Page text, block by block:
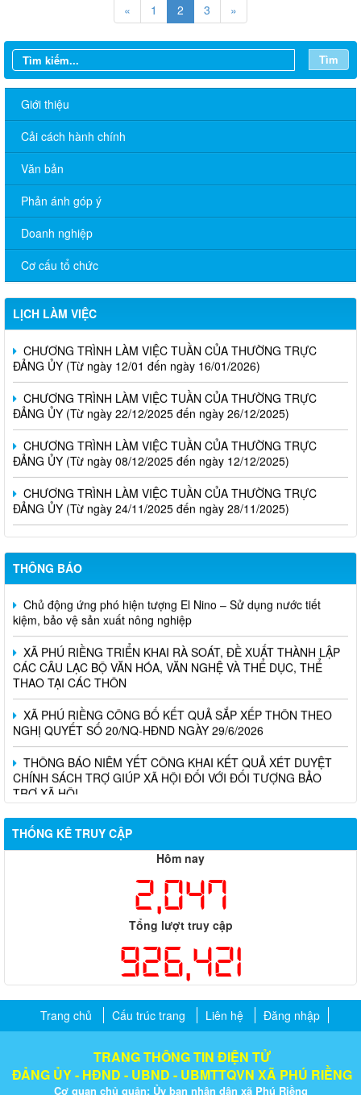
« 1 2 3 »
Tìm
Giới thiệu
Cải cách hành chính
Văn bản
Phản ánh góp ý
Doanh nghiệp
Cơ cấu tổ chức
LỊCH LÀM VIỆC
CHƯƠNG TRÌNH LÀM VIỆC TUẦN CỦA THƯỜNG TRỰC
ĐẢNG ỦY (Từ ngày 12/01 đến ngày 16/01/2026)
CHƯƠNG TRÌNH LÀM VIỆC TUẦN CỦA THƯỜNG TRỰC
ĐẢNG ỦY (Từ ngày 22/12/2025 đến ngày 26/12/2025)
CHƯƠNG TRÌNH LÀM VIỆC TUẦN CỦA THƯỜNG TRỰC
ĐẢNG ỦY (Từ ngày 08/12/2025 đến ngày 12/12/2025)
CHƯƠNG TRÌNH LÀM VIỆC TUẦN CỦA THƯỜNG TRỰC
ĐẢNG ỦY (Từ ngày 24/11/2025 đến ngày 28/11/2025)
THÔNG BÁO
kiệm, bảo vệ sản xuất nông nghiệp
XÃ PHÚ RIỀNG TRIỂN KHAI RÀ SOÁT, ĐỀ XUẤT THÀNH LẬP
CÁC CÂU LẠC BỘ VĂN HÓA, VĂN NGHỆ VÀ THỂ DỤC, THỂ
THAO TẠI CÁC THÔN
XÃ PHÚ RIỀNG CÔNG BỐ KẾT QUẢ SẮP XẾP THÔN THEO
NGHỊ QUYẾT SỐ 20/NQ-HĐND NGÀY 29/6/2026
THÔNG BÁO NIÊM YẾT CÔNG KHAI KẾT QUẢ XÉT DUYỆT
CHÍNH SÁCH TRỢ GIÚP XÃ HỘI ĐỐI VỚI ĐỐI TƯỢNG BẢO
TRỢ XÃ HỘI
THỐNG KÊ TRUY CẬP
Hôm nay
2,047
Tổng lượt truy cập
926,421
Trang chủ Cấu trúc trang Liên hệ Đăng nhập
TRANG THÔNG TIN ĐIỆN TỬ
ĐẢNG ỦY - HĐND - UBND - UBMTTQVN XÃ PHÚ RIỀNG
Cơ quan chủ quản: Ủy ban nhân dân xã Phú Riềng